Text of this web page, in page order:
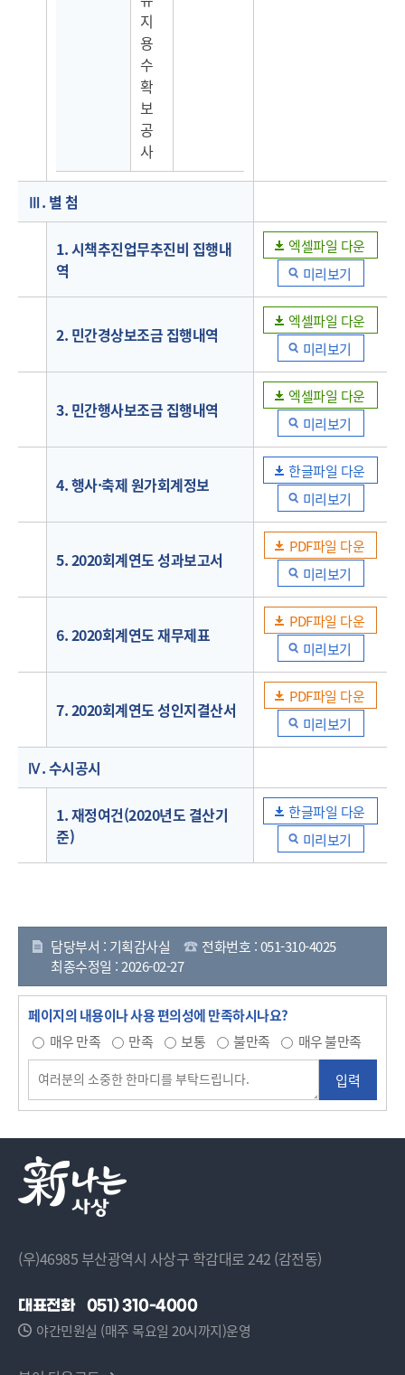
지
용
수
확
보
공
사
Ⅲ. 별 첨
1. 시책추진업무추진비 집행내
역
엑셀파일 다운
미리보기
2. 민간경상보조금 집행내역
엑셀파일 다운
미리보기
3. 민간행사보조금 집행내역
엑셀파일 다운
미리보기
4. 행사·축제 원가회계정보
한글파일 다운
미리보기
5. 2020회계연도 성과보고서
PDF파일 다운
미리보기
6. 2020회계연도 재무제표
PDF파일 다운
미리보기
7. 2020회계연도 성인지결산서
PDF파일 다운
미리보기
Ⅳ. 수시공시
1. 재정여건(2020년도 결산기
준)
한글파일 다운
미리보기
담당부서 : 기획감사실
전화번호 : 051-310-4025
최종수정일 : 2026-02-27
페이지의 내용이나 사용 편의성에 만족하시나요?
매우 만족
만족 보통 불만족 매우 불만족
(우)46985 부산광역시 사상구 학감대로 242 (감전동)
대표전화
051) 310-4000
야간민원실 (매주 목요일 20시까지)운영